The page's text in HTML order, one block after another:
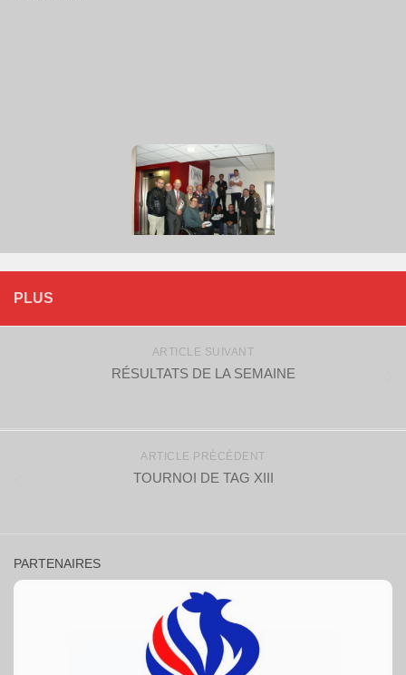
PLUS
ARTICLE SUIVANT
RÉSULTATS DE LA SEMAINE
ARTICLE PRÉCÉDENT
TOURNOI DE TAG XIII
PARTENAIRES